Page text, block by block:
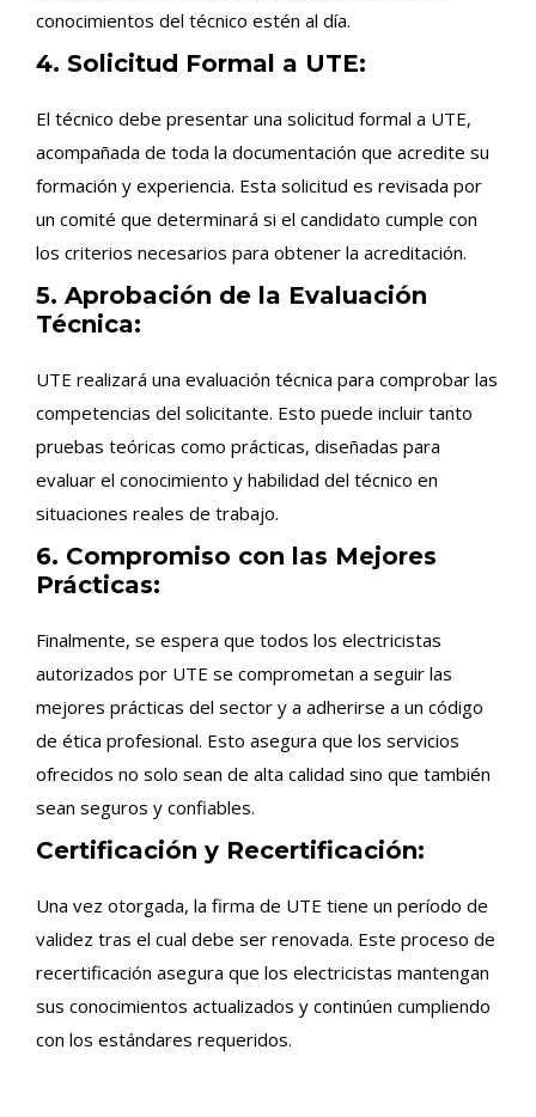
conocimientos del técnico estén al día.
4. Solicitud Formal a UTE:
El técnico debe presentar una solicitud formal a UTE,
acompañada de toda la documentación que acredite su
formación y experiencia. Esta solicitud es revisada por
un comité que determinará si el candidato cumple con
los criterios necesarios para obtener la acreditación.
5. Aprobación de la Evaluación
Técnica:
UTE realizará una evaluación técnica para comprobar las
competencias del solicitante. Esto puede incluir tanto
pruebas teóricas como prácticas, diseñadas para
evaluar el conocimiento y habilidad del técnico en
situaciones reales de trabajo.
6. Compromiso con las Mejores
Prácticas:
Finalmente, se espera que todos los electricistas
autorizados por UTE se comprometan a seguir las
mejores prácticas del sector y a adherirse a un código
de ética profesional. Esto asegura que los servicios
ofrecidos no solo sean de alta calidad sino que también
sean seguros y confiables.
Certificación y Recertificación:
Una vez otorgada, la firma de UTE tiene un período de
validez tras el cual debe ser renovada. Este proceso de
recertificación asegura que los electricistas mantengan
sus conocimientos actualizados y continúen cumpliendo
con los estándares requeridos.